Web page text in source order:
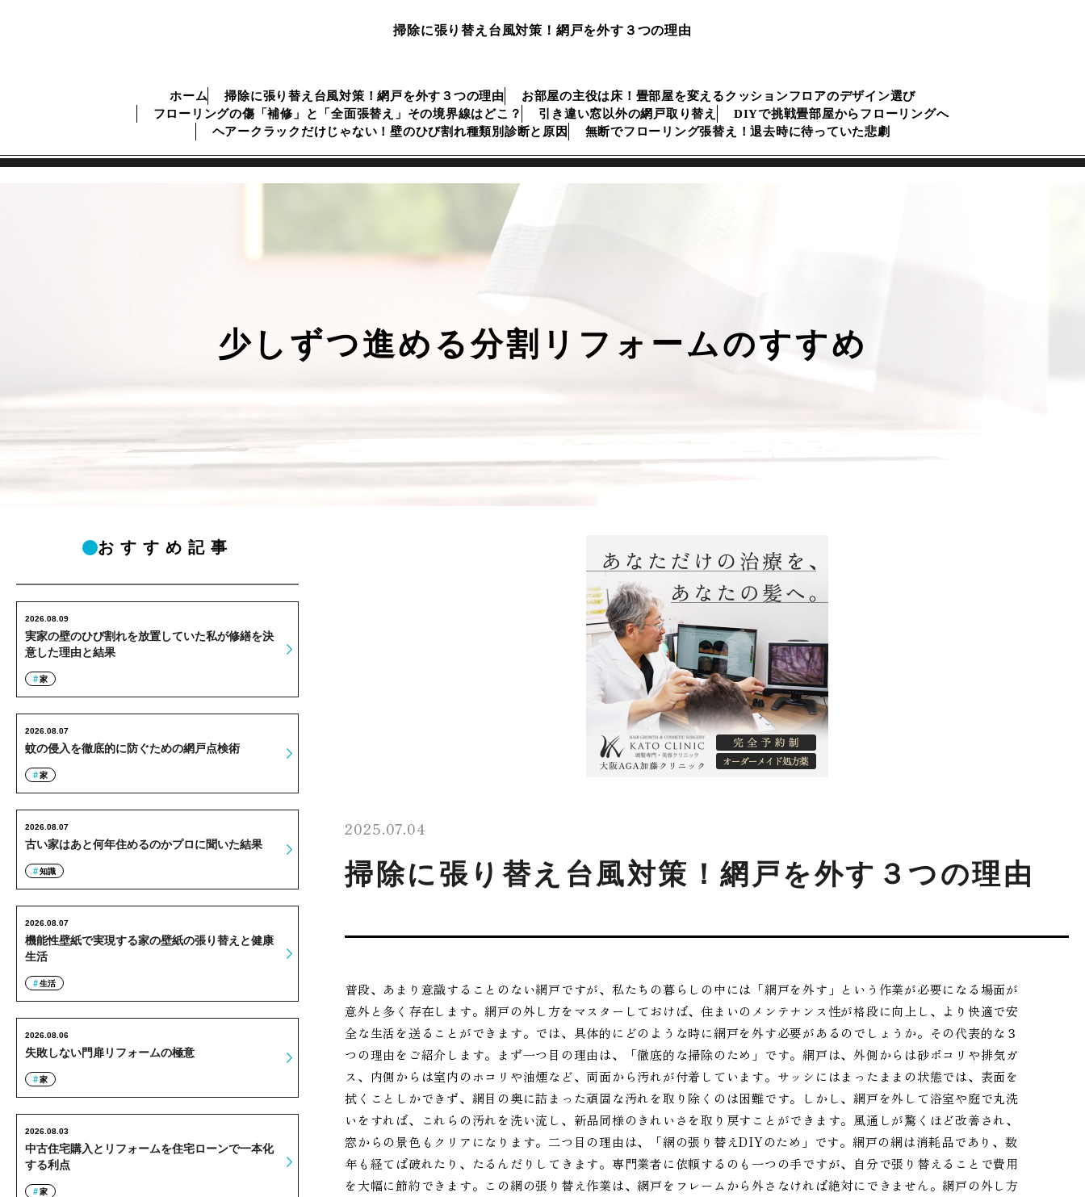
掃除に張り替え台風対策！網戸を外す３つの理由
ホーム 掃除に張り替え台風対策！網戸を外す３つの理由
お部屋の主役は床！畳部屋を変えるクッションフロアのデザイン選び
フローリングの傷「補修」と「全面張替え」その境界線はどこ？
引き違い窓以外の網戸取り替え
DIYで挑戦畳部屋からフローリングへ
ヘアークラックだけじゃない！壁のひび割れ種類別診断と原因
無断でフローリング張替え！退去時に待っていた悲劇
少しずつ進める分割リフォームのすすめ
2025.07.04
掃除に張り替え台風対策！網戸を外す３つの理由
普段、あまり意識することのない網戸ですが、私たちの暮らしの中には「網戸を外す」という作業が必要になる場面が
意外と多く存在します。網戸の外し方をマスターしておけば、住まいのメンテナンス性が格段に向上し、より快適で安
全な生活を送ることができます。では、具体的にどのような時に網戸を外す必要があるのでしょうか。その代表的な３
つの理由をご紹介します。まず一つ目の理由は、「徹底的な掃除のため」です。網戸は、外側からは砂ボコリや排気ガ
ス、内側からは室内のホコリや油煙など、両面から汚れが付着しています。サッシにはまったままの状態では、表面を
拭くことしかできず、網目の奥に詰まった頑固な汚れを取り除くのは困難です。しかし、網戸を外して浴室や庭で丸洗
いをすれば、これらの汚れを洗い流し、新品同様のきれいさを取り戻すことができます。風通しが驚くほど改善され、
窓からの景色もクリアになります。二つ目の理由は、「網の張り替えDIYのため」です。網戸の網は消耗品であり、数
年も経てば破れたり、たるんだりしてきます。専門業者に依頼するのも一つの手ですが、自分で張り替えることで費用
を大幅に節約できます。この網の張り替え作業は、網戸をフレームから外さなければ絶対にできません。網戸の外し方
おすすめ記事
実家の壁のひび割れを放置していた私が修繕を決
意した理由と結果
2026.08.09
家
蚊の侵入を徹底的に防ぐための網戸点検術
2026.08.07
家
古い家はあと何年住めるのかプロに聞いた結果
2026.08.07
知識
機能性壁紙で実現する家の壁紙の張り替えと健康
生活
2026.08.07
生活
失敗しない門扉リフォームの極意
2026.08.06
家
中古住宅購入とリフォームを住宅ローンで一本化
する利点
2026.08.03
家